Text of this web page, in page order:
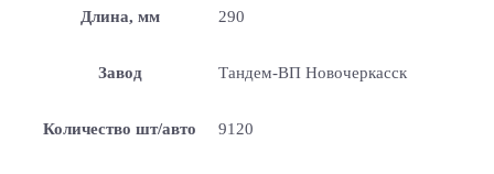
Длина, мм 290
Завод Тандем-ВП Новочеркасск
Количество шт/авто 9120